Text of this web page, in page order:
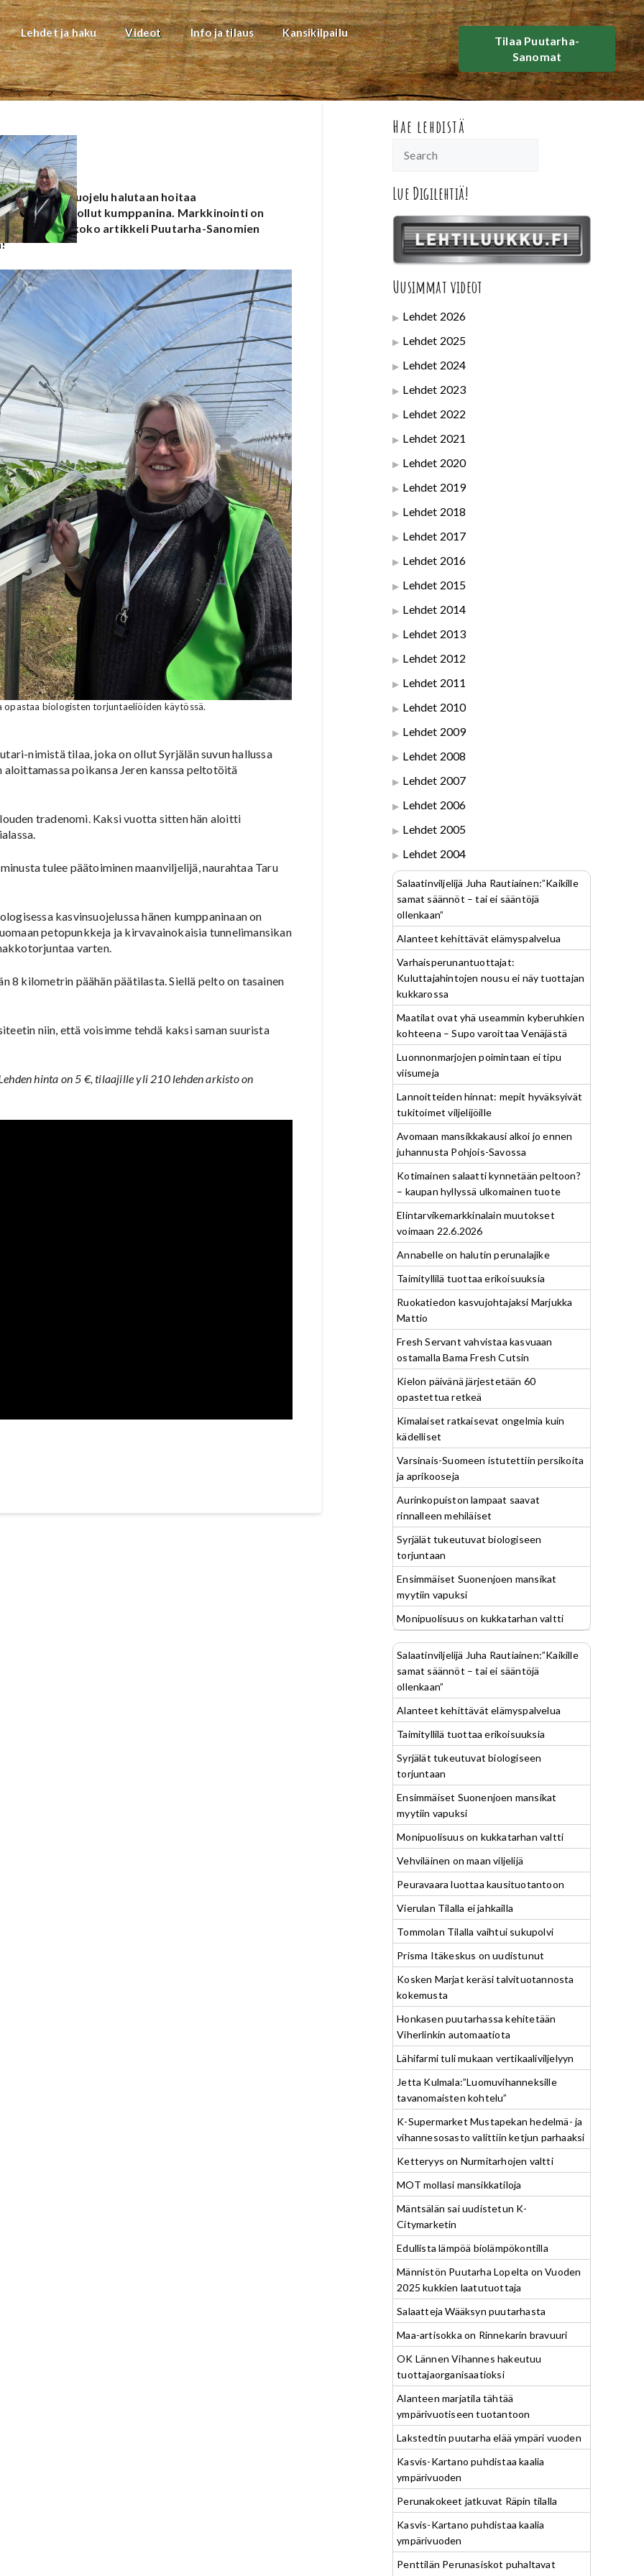
Lehdet ja haku Videot Info ja tilaus Kansikilpailu
Tilaa Puutarha-
Sanomat
Kasvinsuojelu halutaan hoitaa
Biotus on ollut kumppanina. Markkinointi on
Lue koko artikkeli Puutarha-Sanomien
opastaa biologisten torjuntaeliöiden käytössä.
nimistä tilaa, joka on ollut Syrjälän suvun hallussa
aloittamassa poikansa Jeren kanssa peltotöitä
tradenomi. Kaksi vuotta sitten hän aloitti
tulee päätoiminen maanviljelijä, naurahtaa Taru
kasvinsuojelussa hänen kumppaninaan on
petopunkkeja ja kirvavainokaisia tunnelimansikan
varten.
8 kilometrin päähän päätilasta. Siellä pelto on tasainen
niin, että voisimme tehdä kaksi saman suurista
hinta on 5 €, tilaajille yli 210 lehden arkisto on
Hae lehdistä
Lue Digilehtiä!
Uusimmat videot
Lehdet 2026
Lehdet 2025
Lehdet 2024
Lehdet 2023
Lehdet 2022
Lehdet 2021
Lehdet 2020
Lehdet 2019
Lehdet 2018
Lehdet 2017
Lehdet 2016
Lehdet 2015
Lehdet 2014
Lehdet 2013
Lehdet 2012
Lehdet 2011
Lehdet 2010
Lehdet 2009
Lehdet 2008
Lehdet 2007
Lehdet 2006
Lehdet 2005
Lehdet 2004
Salaatinviljelijä Juha Rautiainen:”Kaikille
samat säännöt – tai ei sääntöjä
ollenkaan”
Alanteet kehittävät elämyspalvelua
Varhaisperunantuottajat:
Kuluttajahintojen nousu ei näy tuottajan
kukkarossa
Maatilat ovat yhä useammin kyberuhkien
kohteena – Supo varoittaa Venäjästä
Luonnonmarjojen poimintaan ei tipu
viisumeja
Lannoitteiden hinnat: mepit hyväksyivät
tukitoimet viljelijöille
Avomaan mansikkakausi alkoi jo ennen
juhannusta Pohjois-Savossa
Kotimainen salaatti kynnetään peltoon?
– kaupan hyllyssä ulkomainen tuote
Elintarvikemarkkinalain muutokset
voimaan 22.6.2026
Annabelle on halutin perunalajike
Taimityllilä tuottaa erikoisuuksia
Ruokatiedon kasvujohtajaksi Marjukka
Mattio
Fresh Servant vahvistaa kasvuaan
ostamalla Bama Fresh Cutsin
Kielon päivänä järjestetään 60
opastettua retkeä
Kimalaiset ratkaisevat ongelmia kuin
kädelliset
Varsinais-Suomeen istutettiin persikoita
ja aprikooseja
Aurinkopuiston lampaat saavat
rinnalleen mehiläiset
Syrjälät tukeutuvat biologiseen
torjuntaan
Ensimmäiset Suonenjoen mansikat
myytiin vapuksi
Monipuolisuus on kukkatarhan valtti
Salaatinviljelijä Juha Rautiainen:”Kaikille
samat säännöt – tai ei sääntöjä
ollenkaan”
Alanteet kehittävät elämyspalvelua
Taimityllilä tuottaa erikoisuuksia
Syrjälät tukeutuvat biologiseen
torjuntaan
Ensimmäiset Suonenjoen mansikat
myytiin vapuksi
Monipuolisuus on kukkatarhan valtti
Vehviläinen on maan viljelijä
Peuravaara luottaa kausituotantoon
Vierulan Tilalla ei jahkailla
Tommolan Tilalla vaihtui sukupolvi
Prisma Itäkeskus on uudistunut
Kosken Marjat keräsi talvituotannosta
kokemusta
Honkasen puutarhassa kehitetään
Viherlinkin automaatiota
Lähifarmi tuli mukaan vertikaaliviljelyyn
Jetta Kulmala:”Luomuvihanneksille
tavanomaisten kohtelu”
K-Supermarket Mustapekan hedelmä- ja
vihannesosasto valittiin ketjun parhaaksi
Ketteryys on Nurmitarhojen valtti
MOT mollasi mansikkatiloja
Mäntsälän sai uudistetun K-
Citymarketin
Edullista lämpöä biolämpökontilla
Männistön Puutarha Lopelta on Vuoden
2025 kukkien laatutuottaja
Salaatteja Wääksyn puutarhasta
Maa-artisokka on Rinnekarin bravuuri
OK Lännen Vihannes hakeutuu
tuottajaorganisaatioksi
Alanteen marjatila tähtää
ympärivuotiseen tuotantoon
Lakstedtin puutarha elää ympäri vuoden
Kasvis-Kartano puhdistaa kaalia
ympärivuoden
Perunakokeet jatkuvat Räpin tilalla
Kasvis-Kartano puhdistaa kaalia
ympärivuoden
Penttilän Perunasiskot puhaltavat